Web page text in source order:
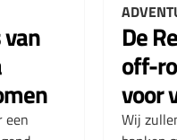
een
De
off-
voor
Wij